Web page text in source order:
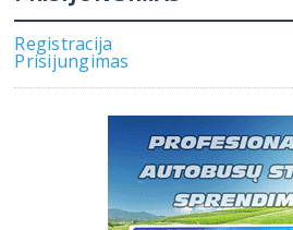
Registracija
Prisijungimas